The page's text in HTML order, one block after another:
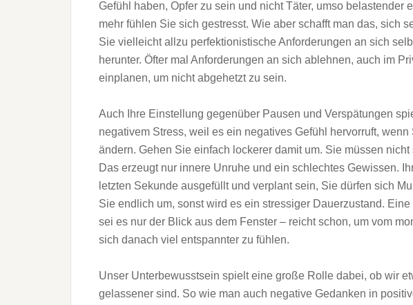
Gefühl haben, Opfer zu sein und nicht Täter, umso belastender
mehr fühlen Sie sich gestresst. Wie aber schafft man das, sich
Sie vielleicht allzu perfektionistische Anforderungen an sich
herunter. Öfter mal Anforderungen an sich ablehnen, auch im
einplanen, um nicht abgehetzt zu sein.
Auch Ihre Einstellung gegenüber Pausen und Verspätungen
negativem Stress, weil es ein negatives Gefühl hervorruft,
ändern. Gehen Sie einfach lockerer damit um. Sie müssen
Das erzeugt nur innere Unruhe und ein schlechtes Gewissen.
letzten Sekunde ausgefüllt und verplant sein, Sie dürfen sich
Sie endlich um, sonst wird es ein stressiger Dauerzustand.
sei es nur der Blick aus dem Fenster – reicht schon, um vom
sich danach viel entspannter zu fühlen.
Unser Unterbewusstsein spielt eine große Rolle dabei, ob wir
gelassener sind. So wie man auch negative Gedanken in